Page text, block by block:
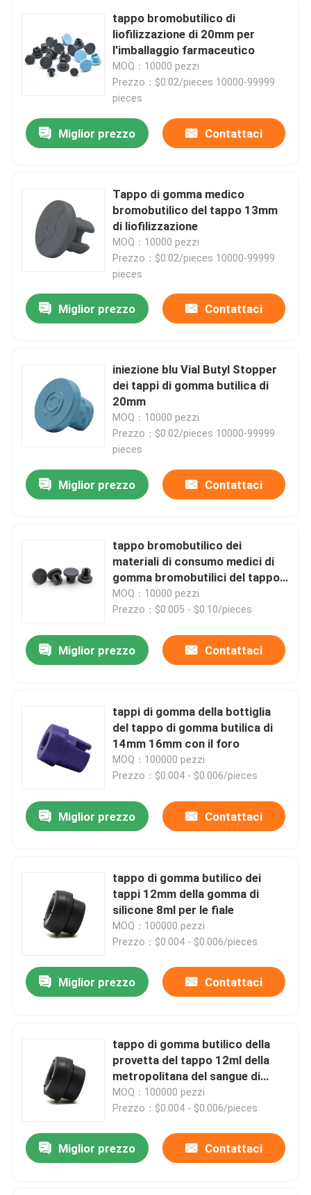
Prodotti
Fatory Tour
Controllo di qualità
Richiedere un preventivo
Gomma di silicone medica
Tappo di gomma medico
tappo bromobutilico di
liofilizzazione di 20mm per
l'imballaggio farmaceutico
MOQ：10000 pezzi
Prezzo：$0.02/pieces 10000-99999
pieces
Miglior prezzo Contattaci
Tappo di gomma medico
bromobutilico del tappo 13mm
di liofilizzazione
MOQ：10000 pezzi
Prezzo：$0.02/pieces 10000-99999
pieces
Miglior prezzo Contattaci
iniezione blu Vial Butyl Stopper
dei tappi di gomma butilica di
20mm
MOQ：10000 pezzi
Prezzo：$0.02/pieces 10000-99999
pieces
Miglior prezzo Contattaci
tappo bromobutilico dei
materiali di consumo medici di
gomma bromobutilici del tappo
di iso di 13mm
MOQ：10000 pezzi
Prezzo：$0.005 - $0.10/pieces
Miglior prezzo Contattaci
tappi di gomma della bottiglia
del tappo di gomma butilica di
14mm 16mm con il foro
MOQ：100000 pezzi
Prezzo：$0.004 - $0.006/pieces
Miglior prezzo Contattaci
tappo di gomma butilico dei
tappi 12mm della gomma di
silicone 8ml per le fiale
MOQ：100000 pezzi
Prezzo：$0.004 - $0.006/pieces
Miglior prezzo Contattaci
tappo di gomma butilico della
provetta del tappo 12ml della
metropolitana del sangue di
12mm
MOQ：100000 pezzi
Prezzo：$0.004 - $0.006/pieces
Miglior prezzo Contattaci